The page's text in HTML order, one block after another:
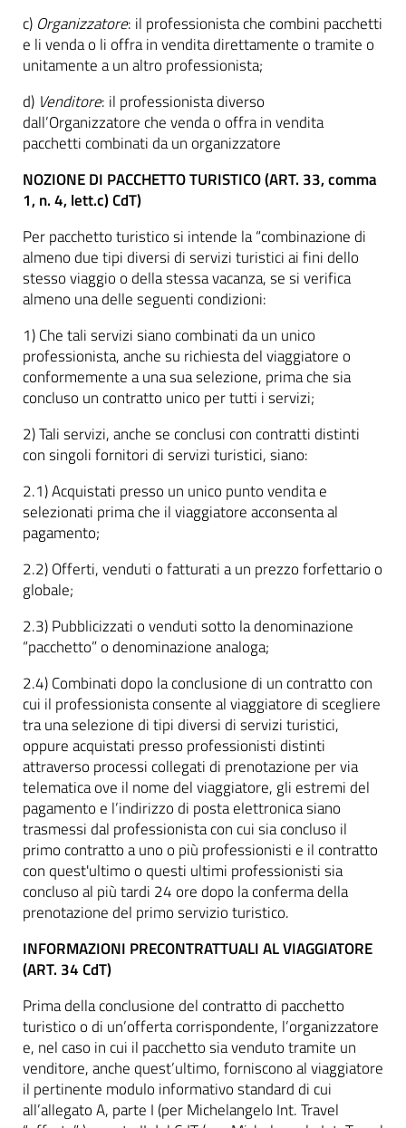
c) Organizzatore: il professionista che combini pacchetti
e li venda o li offra in vendita direttamente o tramite o
unitamente a un altro professionista;
d) Venditore: il professionista diverso
dall’Organizzatore che venda o offra in vendita
pacchetti combinati da un organizzatore
NOZIONE DI PACCHETTO TURISTICO (ART. 33, comma
1, n. 4, lett.c) CdT)
Per pacchetto turistico si intende la “combinazione di
almeno due tipi diversi di servizi turistici ai fini dello
stesso viaggio o della stessa vacanza, se si verifica
almeno una delle seguenti condizioni:
1) Che tali servizi siano combinati da un unico
professionista, anche su richiesta del viaggiatore o
conformemente a una sua selezione, prima che sia
concluso un contratto unico per tutti i servizi;
2) Tali servizi, anche se conclusi con contratti distinti
con singoli fornitori di servizi turistici, siano:
2.1) Acquistati presso un unico punto vendita e
selezionati prima che il viaggiatore acconsenta al
pagamento;
2.2) Offerti, venduti o fatturati a un prezzo forfettario o
globale;
2.3) Pubblicizzati o venduti sotto la denominazione
“pacchetto” o denominazione analoga;
2.4) Combinati dopo la conclusione di un contratto con
cui il professionista consente al viaggiatore di scegliere
tra una selezione di tipi diversi di servizi turistici,
oppure acquistati presso professionisti distinti
attraverso processi collegati di prenotazione per via
telematica ove il nome del viaggiatore, gli estremi del
pagamento e l’indirizzo di posta elettronica siano
trasmessi dal professionista con cui sia concluso il
primo contratto a uno o più professionisti e il contratto
con quest'ultimo o questi ultimi professionisti sia
concluso al più tardi 24 ore dopo la conferma della
prenotazione del primo servizio turistico.
INFORMAZIONI PRECONTRATTUALI AL VIAGGIATORE
(ART. 34 CdT)
Prima della conclusione del contratto di pacchetto
turistico o di un’offerta corrispondente, l’organizzatore
e, nel caso in cui il pacchetto sia venduto tramite un
venditore, anche quest’ultimo, forniscono al viaggiatore
il pertinente modulo informativo standard di cui
all’allegato A, parte I (per Michelangelo Int. Travel